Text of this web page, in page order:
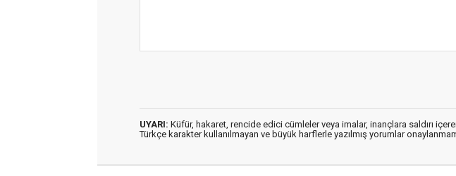
UYARI: Küfür, hakaret, rencide edici cümleler veya imalar, inançlara saldırı
Türkçe karakter kullanılmayan ve büyük harflerle yazılmış yorumlar